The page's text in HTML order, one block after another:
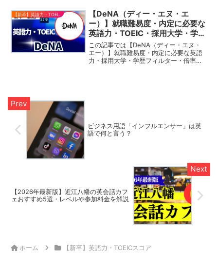
も、大手企業・グローバル企業への入社
に必要なTOE...
【DeNA（ディー・エヌ・エ
ー）】就職難易度・内定に必要な
英語力・TOEIC・採用大学・学歴
フィルター・倍率・選考対策を解
説
この記事では【DeNA（ディー・エヌ・
エー）】就職難易度・内定に必要な英語
力・採用大学・学歴フィルター・倍率・
い。
ビジネス用語「インフルエンサー」は英
語で何と言う？
【2026年最新版】近江八幡の英会話カフ
ェおすすめ5選・レベルや参加料金を解説
ホーム 【新卒】英語力・TOEICスコア